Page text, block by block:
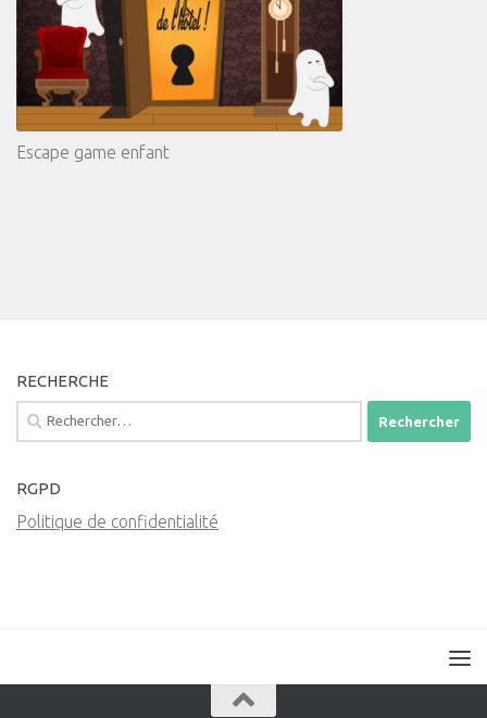
Escape game enfant
RECHERCHE
Rechercher :
RGPD
Politique de confidentialité